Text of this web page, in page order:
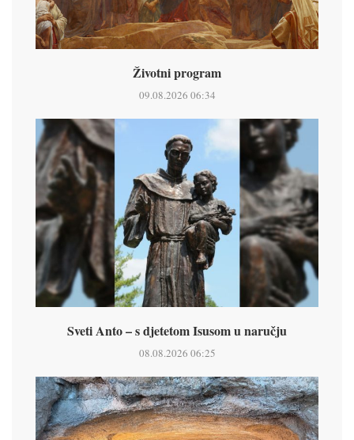
Životni program
09.08.2026 06:34
Sveti Anto – s djetetom Isusom u naručju
08.08.2026 06:25